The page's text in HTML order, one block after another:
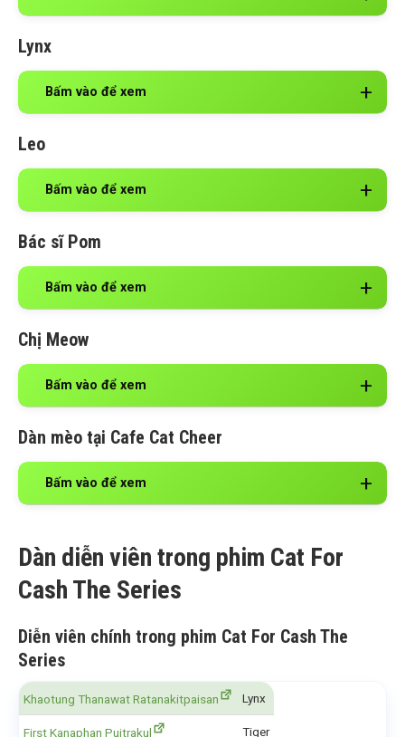
Lynx
Bấm vào để xem
Leo
Bấm vào để xem
Bác sĩ Pom
Bấm vào để xem
Chị Meow
Bấm vào để xem
Dàn mèo tại Cafe Cat Cheer
Bấm vào để xem
Dàn diễn viên trong phim Cat For
Cash The Series
Diễn viên chính trong phim Cat For Cash The
Series
Khaotung Thanawat Ratanakitpaisan Lynx
First Kanaphan Puitrakul Tiger